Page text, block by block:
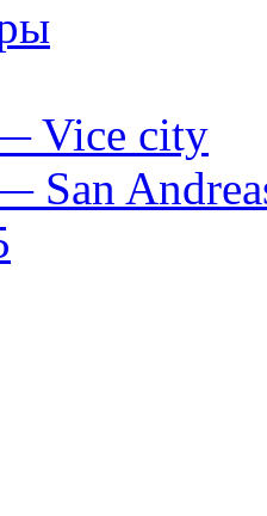
Vice city
San